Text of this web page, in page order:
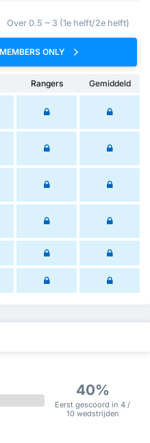
Over 0.5 ~ 3 (1e helft/2e helft)
ONLY
Rangers
Gemiddeld
40%
Eerst gescoord in 4 /
10 wedstrijden